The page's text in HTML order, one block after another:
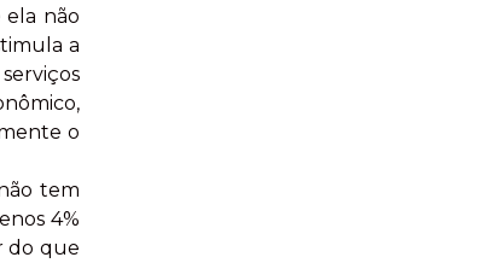
ela não
a
o
tem
4%
do que